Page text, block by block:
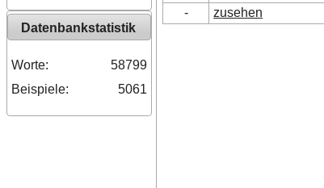
Datenbankstatistik
Worte:
58799
Beispiele:
5061
-
zusehen